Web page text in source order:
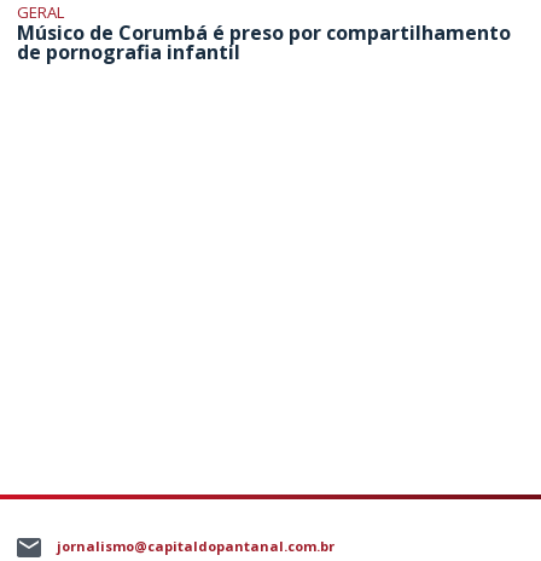
GERAL
Músico de Corumbá é preso por compartilhamento
de pornografia infantil
jornalismo@capitaldopantanal.com.br